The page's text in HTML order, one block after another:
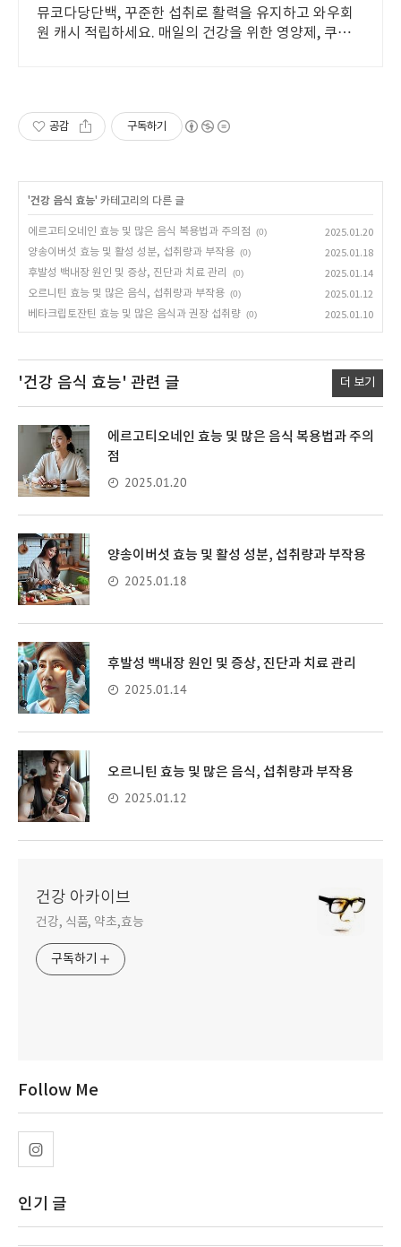
뮤코다당단백, 꾸준한 섭취로 활력을 유지하고 와우회
원 캐시 적립하세요. 매일의 건강을 위한 영양제, 쿠팡에
공감 구독하기
'건강 음식 효능' 카테고리의 다른 글
에르고티오네인 효능 및 많은 음식 복용법과 주의점 (0)
2025.01.20
양송이버섯 효능 및 활성 성분, 섭취량과 부작용 (0)
2025.01.18
후발성 백내장 원인 및 증상, 진단과 치료 관리
(0)
2025.01.14
오르니틴 효능 및 많은 음식, 섭취량과 부작용 (0)
2025.01.12
베타크립토잔틴 효능 및 많은 음식과 권장 섭취량 (0) 2025.01.10
'건강 음식 효능' 관련 글 더 보기
에르고티오네인 효능 및 많은 음식 복용법과 주의
점
2025.01.20
양송이버섯 효능 및 활성 성분, 섭취량과 부작용
2025.01.18
후발성 백내장 원인 및 증상, 진단과 치료 관리
2025.01.14
오르니틴 효능 및 많은 음식, 섭취량과 부작용
2025.01.12
건강 아카이브
건강, 식품, 약초,효능
구독하기
Follow Me
인기 글